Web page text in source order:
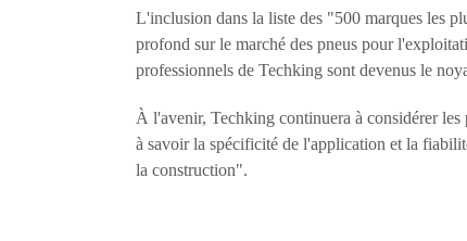
L'inclusion dans la liste des "500 marques les
profond sur le marché des pneus pour
professionnels de Techking sont devenus le
À l'avenir, Techking continuera à considérer les
à savoir la spécificité de l'application et la
la construction".